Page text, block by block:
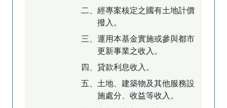
二、經專案核定之國有土地計價
撥入。
三、運用本基金實施或參與都市
更新事業之收入。
四、貸款利息收入。
五、土地、建築物及其他服務設
施處分、收益等收入。